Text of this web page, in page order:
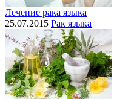
Лечение рака языка
25.07.2015 Рак языка